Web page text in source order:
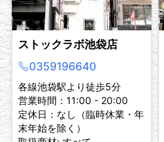
ストックラボ池袋店
0359196640
各線池袋駅より徒歩5分
営業時間：11:00 - 20:00
定休日：なし（臨時休業・年
末年始を除く）